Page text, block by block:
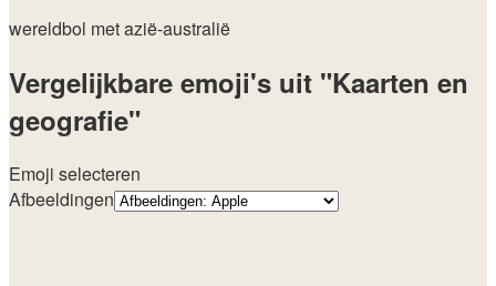
wereldbol met azië-australië
Vergelijkbare emoji's uit "Kaarten en
geografie"
Emoji selecteren
Afbeeldingen